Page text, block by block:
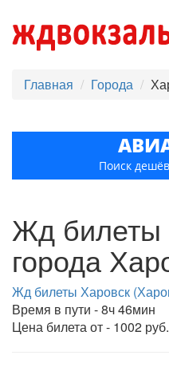
Главная Города
Поиск
Жд билеты
города
Жд билеты Харовск
Время в пути - 8ч 46мин
Цена билета от - 1002 руб.